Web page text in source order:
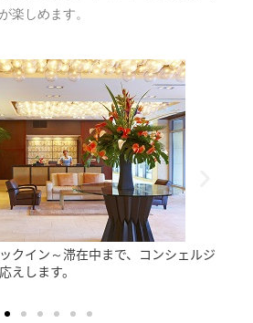
楽しめます。
真：3ベッドルーム)】１〜3ベッドル
キッチンが付き、小グループやファ